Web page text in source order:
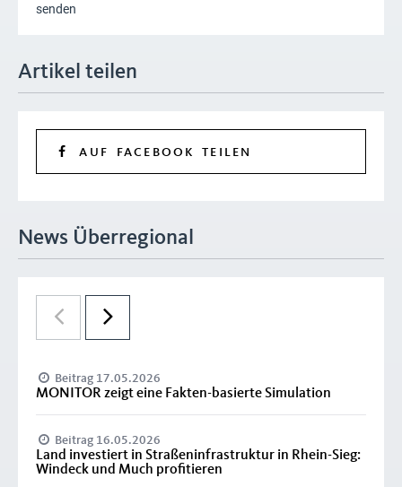
senden
Artikel teilen
AUF FACEBOOK TEILEN
News Überregional
Beitrag 17.05.2026
MONITOR zeigt eine Fakten-basierte Simulation
Beitrag 16.05.2026
Land investiert in Straßeninfrastruktur in Rhein-Sieg:
Windeck und Much profitieren